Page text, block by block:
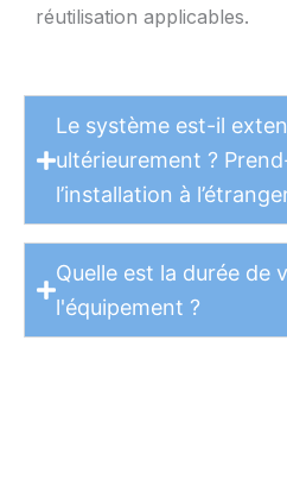
réutilisation applicables.
Le système est-il
ultérieurement ?
l’installation à
Quelle est la durée de
l'équipement ?